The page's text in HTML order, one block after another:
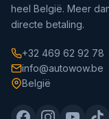
heel België. Meer
directe betaling.
+32 469 62 92 78
info@autowow.be
België